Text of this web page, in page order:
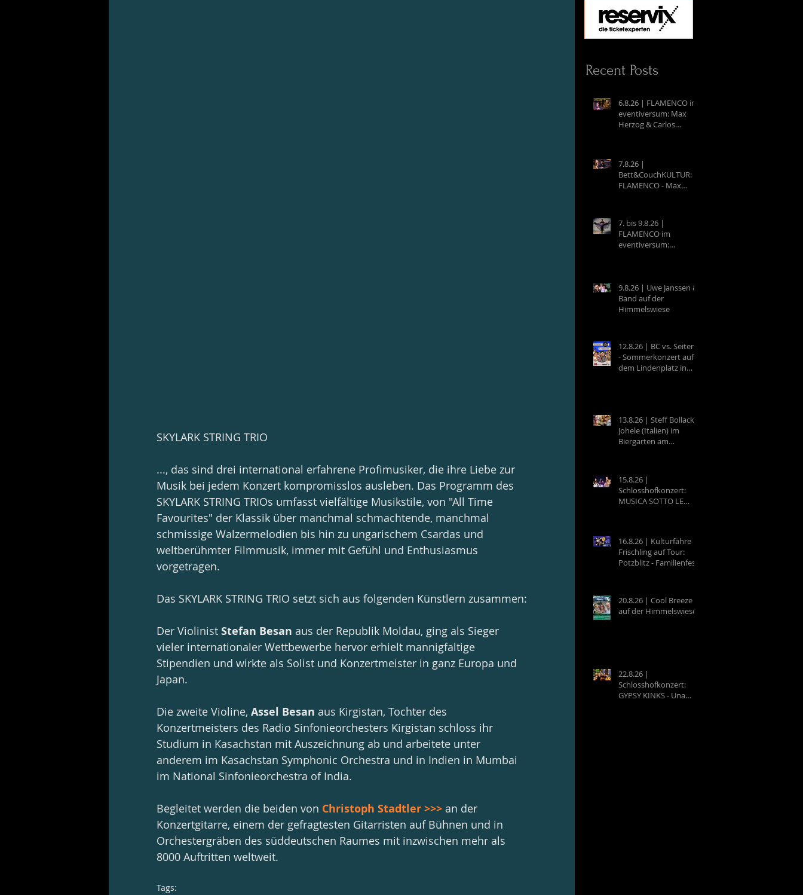
SKYLARK STRING TRIO
..., das sind drei international erfahrene Profimusiker, die ihre Liebe zur
Musik bei jedem Konzert kompromisslos ausleben. Das Programm des
SKYLARK STRING TRIOs umfasst vielfältige Musikstile, von "All Time
Favourites" der Klassik über manchmal schmachtende, manchmal
schmissige Walzermelodien bis hin zu ungarischem Csardas und
weltberühmter Filmmusik, immer mit Gefühl und Enthusiasmus
vorgetragen.
Das SKYLARK STRING TRIO setzt sich aus folgenden Künstlern zusammen:
Der Violinist Stefan Besan aus der Republik Moldau, ging als Sieger
vieler internationaler Wettbewerbe hervor erhielt mannigfaltige
Stipendien und wirkte als Solist und Konzertmeister in ganz Europa und
Japan.
Die zweite Violine, Assel Besan aus Kirgistan, Tochter des
Konzertmeisters des Radio Sinfonieorchesters Kirgistan schloss ihr
Studium in Kasachstan mit Auszeichnung ab und arbeitete unter
anderem im Kasachstan Symphonic Orchestra und in Indien in Mumbai
im National Sinfonieorchestra of India.
Begleitet werden die beiden von Christoph Stadtler >>> an der
Konzertgitarre, einem der gefragtesten Gitarristen auf Bühnen und in
Orchestergräben des süddeutschen Raumes mit inzwischen mehr als
8000 Auftritten weltweit.
Tags:
Recent Posts
6.8.26 | FLAMENCO im
eventiversum: Max
Herzog & Carlos
7.8.26 |
Bett&CouchKULTUR:
FLAMENCO - Max
(Mexico)
7. bis 9.8.26 |
FLAMENCO im
eventiversum:
Baile
9.8.26 | Uwe Janssen &
Band auf der
Himmelswiese
12.8.26 | BC vs. Seiterle
- Sommerkonzert auf
dem Lindenplatz in
13.8.26 | Steff Bollack &
Johele (Italien) im
Biergarten am
15.8.26 |
Schlosshofkonzert:
MUSICA SOTTO LE
16.8.26 | Kulturfähre
Frischling auf Tour:
Potzblitz - Familienfest
20.8.26 | Cool Breeze
auf der Himmelswiese
22.8.26 |
Schlosshofkonzert:
GYPSY KINKS - Una